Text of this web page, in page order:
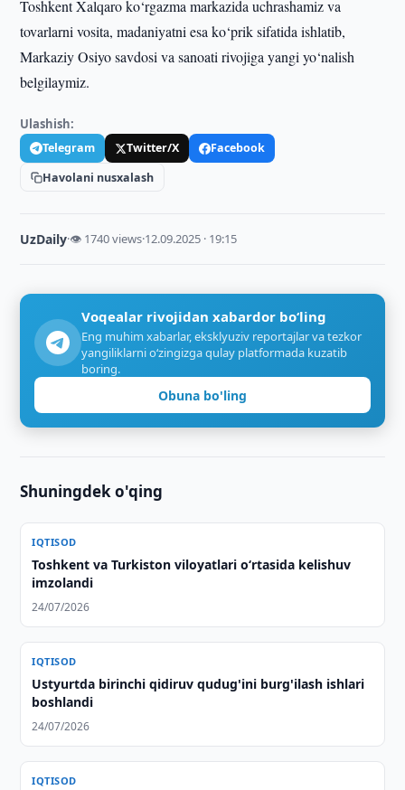
Toshkent Xalqaro ko‘rgazma markazida uchrashamiz va
tovarlarni vosita, madaniyatni esa ko‘prik sifatida ishlatib,
Markaziy Osiyo savdosi va sanoati rivojiga yangi yo‘nalish
belgilaymiz.
Ulashish:
Telegram Twitter/X
Facebook
Havolani nusxalash
UzDaily·👁 1740 views·12.09.2025 · 19:15
Voqealar rivojidan xabardor bo‘ling
Eng muhim xabarlar, eksklyuziv reportajlar va tezkor
yangiliklarni o‘zingizga qulay platformada kuzatib
boring.
Obuna bo'ling
Shuningdek o'qing
IQTISOD
Toshkent va Turkiston viloyatlari oʻrtasida kelishuv
imzolandi
24/07/2026
IQTISOD
Ustyurtda birinchi qidiruv qudug'ini burg'ilash ishlari
boshlandi
24/07/2026
IQTISOD